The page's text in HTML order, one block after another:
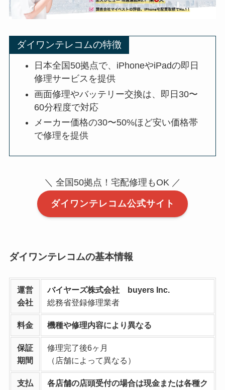
ダイワンテレコムの特徴
日本全国50拠点で、iPhoneやiPadの即日
修理サービスを提供
画面修理やバッテリー交換は、即日30〜
60分程度で対応
メーカー価格の30〜50%ほど安い価格帯
で修理を提供
＼ 全国50拠点！宅配修理もOK ／
ダイワンテレコム公式サイト
ダイワンテレコムの基本情報
運営
会社
バイヤーズ株式会社 buyers Inc.
総務省登録修理業者
料金 機種や修理内容により異なる
保証
期間
修理完了後6ヶ月
（店舗によって異なる）
支払 各店舗の店頭受付の場合は現金または各種ク